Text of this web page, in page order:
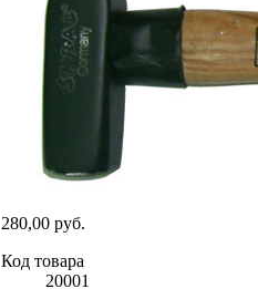
280,00 руб.
Код товара
20001